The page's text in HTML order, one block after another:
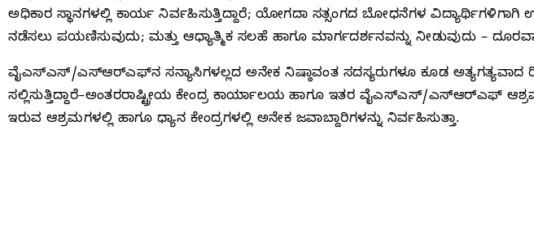
ಅಧಿಕಾರ ಸ್ಥಾನಗಳಲ್ಲಿ ಕಾರ್ಯ ನಿರ್ವಹಿಸುತ್ತಿದ್ದಾರೆ; ಯೋಗದಾ ಸತ್ಸಂಗದ ಬೋಧನೆಗಳ ವಿದ್ಯಾರ್ಥಿಗಳಿಗಾಗಿ
ನಡೆಸಲು ಪಯಣಿಸುವುದು; ಮತ್ತು ಆಧ್ಯಾತ್ಮಿಕ ಸಲಹೆ ಹಾಗೂ ಮಾರ್ಗದರ್ಶನವನ್ನು ನೀಡುವುದು –
ವೈಎಸ್‌ಎಸ್‌/ಎಸ್‌ಆರ್‌ಎಫ್‌ನ ಸನ್ಯಾಸಿಗಳಲ್ಲದ ಅನೇಕ ನಿಷ್ಠಾವಂತ ಸದಸ್ಯರುಗಳೂ ಕೂಡ
ಸಲ್ಲಿಸುತ್ತಿದ್ದಾರೆ–ಅಂತರರಾಷ್ಟ್ರೀಯ ಕೇಂದ್ರ ಕಾರ್ಯಾಲಯ ಹಾಗೂ ಇತರ ವೈಎಸ್‌ಎಸ್‌/ಎಸ್‌ಆರ್‌ಎಫ್‌ ಆಶ್ರಮ
ಇರುವ ಆಶ್ರಮಗಳಲ್ಲಿ ಹಾಗೂ ಧ್ಯಾನ ಕೇಂದ್ರಗಳಲ್ಲಿ ಅನೇಕ ಜವಾಬ್ದಾರಿಗಳನ್ನು ನಿರ್ವಹಿಸುತ್ತಾ.